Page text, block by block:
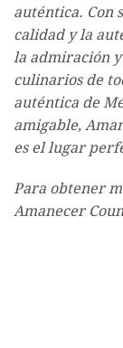
auténtica. Con
calidad y la
la admiración
culinarios de
auténtica de
amigable,
es el lugar
Para obtener
Amanecer